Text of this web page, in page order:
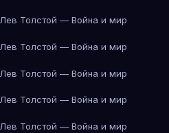
Лев Толстой — Война и мир
Лев Толстой — Война и мир
Лев Толстой — Война и мир
Лев Толстой — Война и мир
Лев Толстой — Война и мир